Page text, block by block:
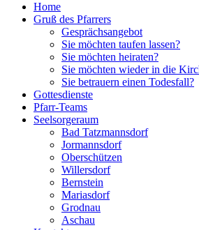
Home
Gruß des Pfarrers
Gesprächsangebot
Sie möchten taufen lassen?
Sie möchten heiraten?
Sie möchten wieder in die
Sie betrauern einen Todesfall?
Gottesdienste
Pfarr-Teams
Seelsorgeraum
Bad Tatzmannsdorf
Jormannsdorf
Oberschützen
Willersdorf
Bernstein
Mariasdorf
Grodnau
Aschau